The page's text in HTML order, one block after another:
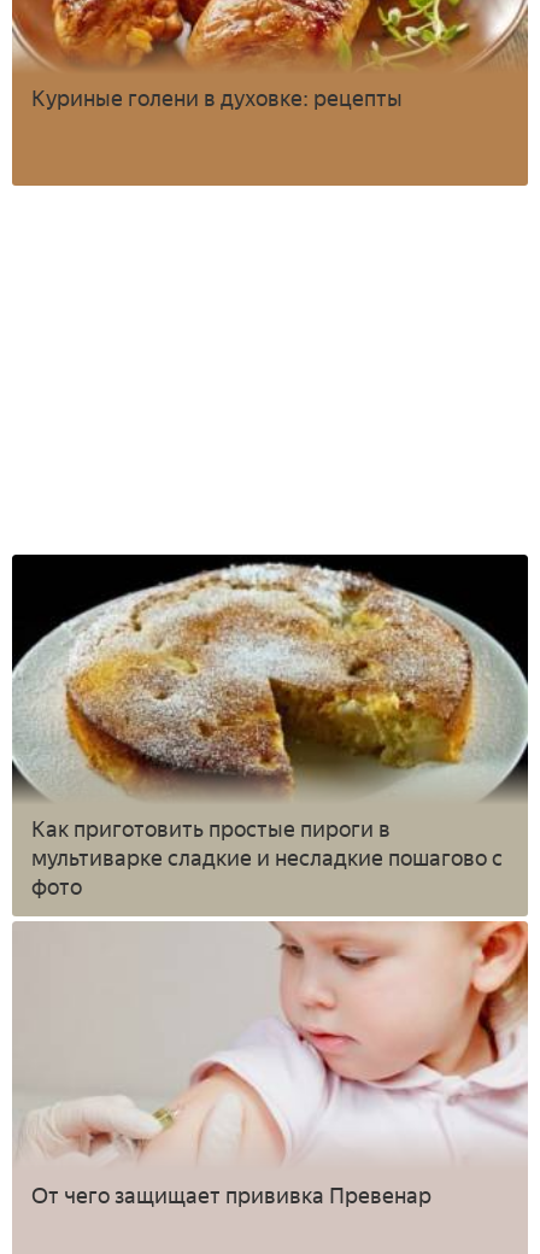
Куриные голени в духовке: рецепты
Как приготовить простые пироги в
мультиварке сладкие и несладкие пошагово с
фото
От чего защищает прививка Превенар